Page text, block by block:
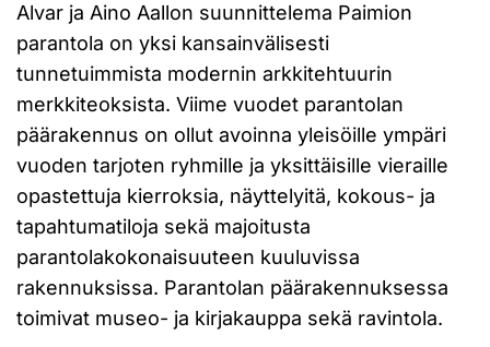
Alvar ja Aino Aallon suunnittelema Paimion
parantola on yksi kansainvälisesti
tunnetuimmista modernin arkkitehtuurin
merkkiteoksista. Viime vuodet parantolan
päärakennus on ollut avoinna yleisöille ympäri
vuoden tarjoten ryhmille ja yksittäisille vieraille
opastettuja kierroksia, näyttelyitä, kokous- ja
tapahtumatiloja sekä majoitusta
parantolakokonaisuuteen kuuluvissa
rakennuksissa. Parantolan päärakennuksessa
toimivat museo- ja kirjakauppa sekä ravintola.